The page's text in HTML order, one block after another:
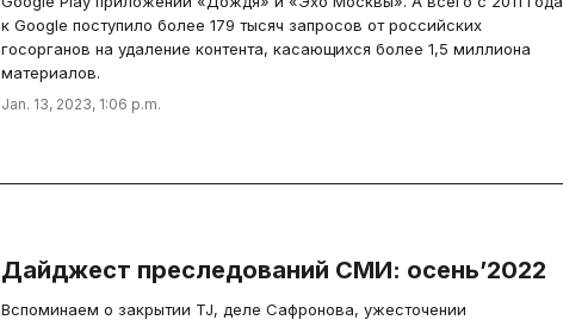
к Google поступило более 179 тысяч запросов от российских
госорганов на удаление контента, касающихся более 1,5 миллиона
материалов.
Jan. 13, 2023, 1:06 p.m.
Дайджест преследований СМИ: осень’2022
Вспоминаем о закрытии TJ, деле Сафронова, ужесточении